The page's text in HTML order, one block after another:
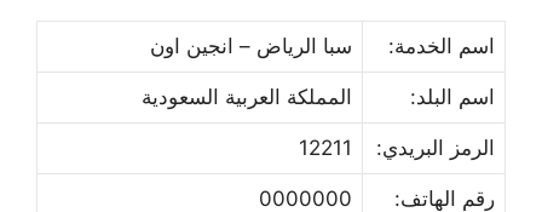
اسم الخدمة: سبا الرياض – انجين اون
اسم البلد: المملكة العربية السعودية
الرمز البريدي: 12211
رقم الهاتف: 0000000